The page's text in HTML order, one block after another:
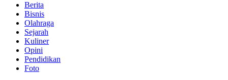
Berita
Bisnis
Olahraga
Sejarah
Kuliner
Opini
Pendidikan
Foto